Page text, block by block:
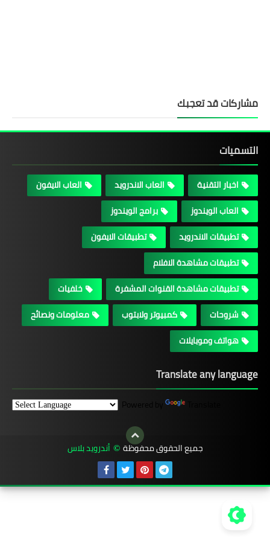
مشاركات قد تعجبك
التسميات
اخبار التقنية العاب الاندرويد
العاب الايفون
العاب الويندوز
برامج الويندوز
تطبيقات الاندرويد
تطبيقات الايفون
تطبيقات مشاهدة الافلام
تطبيقات مشاهدة القنوات المشفرة
خلفيات
شروحات
كمبيوتر ولابتوب
معلومات ونصائح
هواتف وموبايلات
Translate any language
Powered by
جميع الحقوق محفوظة © أندرويد بلاس